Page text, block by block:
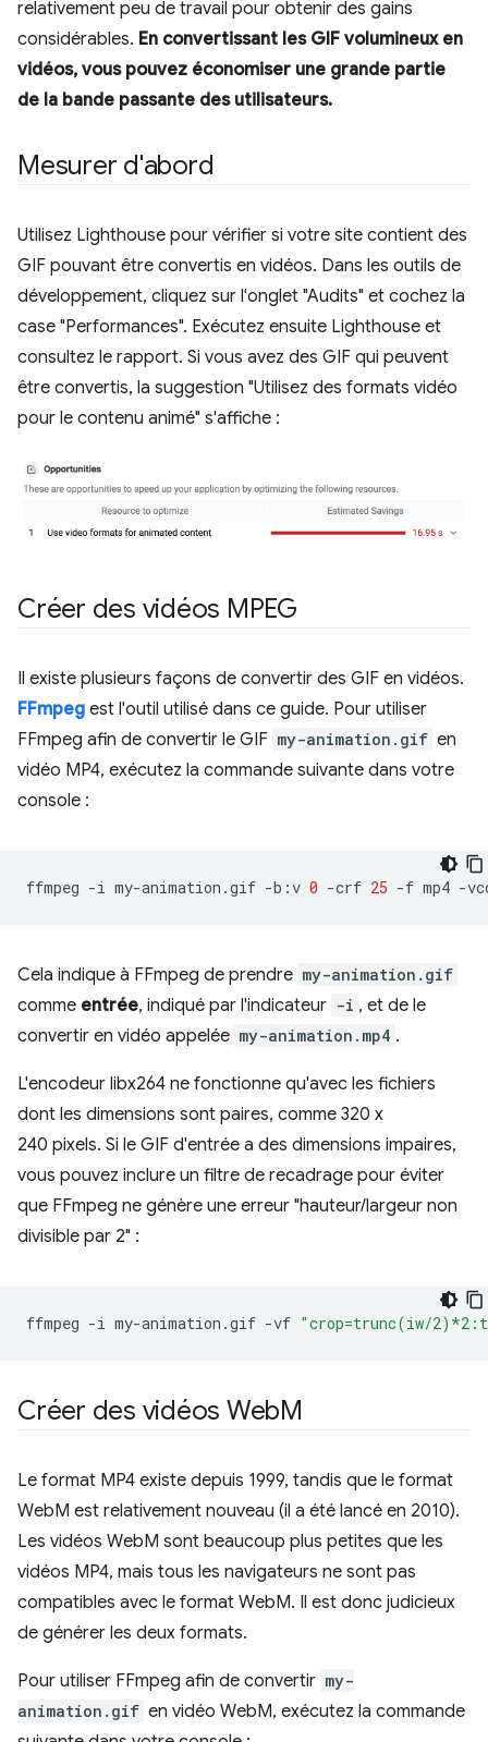
relativement peu de travail pour obtenir des gains
considérables. En convertissant les GIF volumineux en
vidéos, vous pouvez économiser une grande partie
de la bande passante des utilisateurs.
Mesurer d'abord
Utilisez Lighthouse pour vérifier si votre site contient des
GIF pouvant être convertis en vidéos. Dans les outils de
développement, cliquez sur l'onglet "Audits" et cochez la
case "Performances". Exécutez ensuite Lighthouse et
consultez le rapport. Si vous avez des GIF qui peuvent
être convertis, la suggestion "Utilisez des formats vidéo
pour le contenu animé" s'affiche :
Créer des vidéos MPEG
Il existe plusieurs façons de convertir des GIF en vidéos.
FFmpeg est l'outil utilisé dans ce guide. Pour utiliser
FFmpeg afin de convertir le GIF my-animation.gif en
vidéo MP4, exécutez la commande suivante dans votre
console :
ffmpeg -i my-animation.gif -b:v 0 -crf 25 -f mp4 -
Cela indique à FFmpeg de prendre my-animation.gif
comme entrée, indiqué par l'indicateur -i , et de le
convertir en vidéo appelée my-animation.mp4 .
L'encodeur libx264 ne fonctionne qu'avec les fichiers
dont les dimensions sont paires, comme 320 x
240 pixels. Si le GIF d'entrée a des dimensions impaires,
vous pouvez inclure un filtre de recadrage pour éviter
que FFmpeg ne génère une erreur "hauteur/largeur non
divisible par 2" :
ffmpeg -i my-animation.gif -vf "crop=trunc(iw/
Créer des vidéos WebM
Le format MP4 existe depuis 1999, tandis que le format
WebM est relativement nouveau (il a été lancé en 2010).
Les vidéos WebM sont beaucoup plus petites que les
vidéos MP4, mais tous les navigateurs ne sont pas
compatibles avec le format WebM. Il est donc judicieux
de générer les deux formats.
Pour utiliser FFmpeg afin de convertir my-
animation.gif en vidéo WebM, exécutez la commande